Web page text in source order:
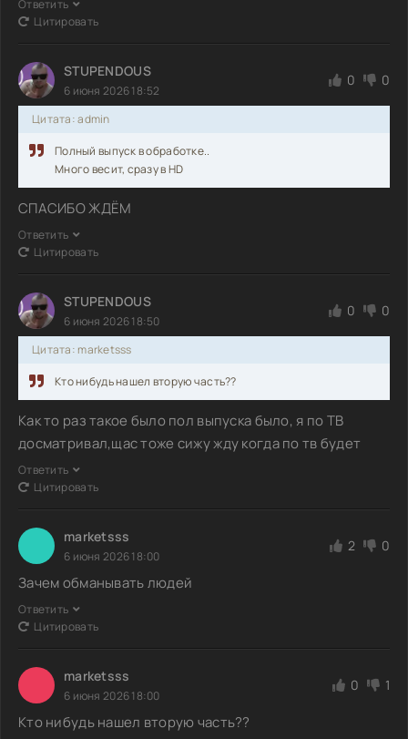
Ответить
Цитировать
STUPENDOUS
6 июня 2026 18:52
0 0
Цитата: admin
Полный выпуск в обработке..
Много весит, сразу в HD
СПАСИБО ЖДЁМ
Ответить
Цитировать
STUPENDOUS
6 июня 2026 18:50
0 0
Цитата: marketsss
Кто нибудь нашел вторую часть??
Как то раз такое было пол выпуска было, я по ТВ
досматривал,щас тоже сижу жду когда по тв будет
Ответить
Цитировать
marketsss
6 июня 2026 18:00
2 0
Зачем обманывать людей
Ответить
Цитировать
marketsss
6 июня 2026 18:00
0 1
Кто нибудь нашел вторую часть??